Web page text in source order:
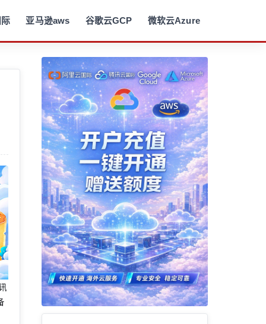
亚马逊aws 谷歌云GCP 微软云Azure